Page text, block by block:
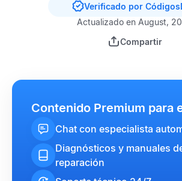
Verificado por
Actualizado en August,
Compartir
Contenido Premium para
Chat con especialista
Diagnósticos y manuales
reparación